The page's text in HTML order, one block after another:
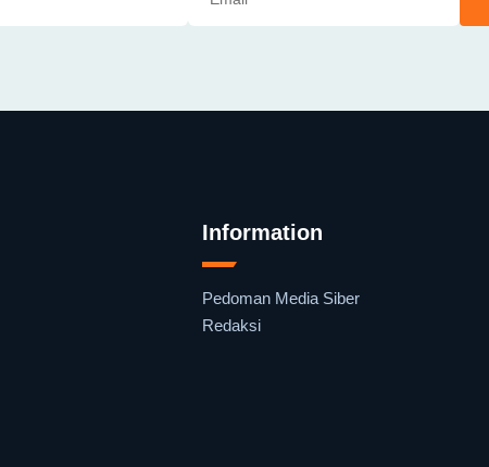
Information
Pedoman Media Siber
Redaksi